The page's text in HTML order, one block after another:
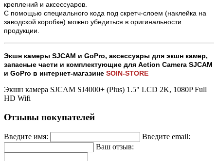
креплений и аксессуаров.
С помощью специального кода под скретч-слоем (наклейка на
заводской коробке) можно убедиться в оригинальности
продукции.
Экшн камеры SJCAM и GoPro, аксессуары для экшн камер,
запасные части и комплектующие для Action Camera SJCAM
и GoPro в интернет-магазине SOIN-STORE
Экшн камера SJCAM SJ4000+ (Plus) 1.5" LCD 2K, 1080P Full
HD Wifi
Отзывы покупателей
Введите имя:
Введите email:
Ваш отзыв: